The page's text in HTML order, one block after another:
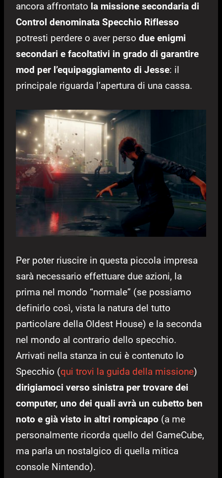
ancora affrontato la missione secondaria di
Control denominata Specchio Riflesso
potresti perdere o aver perso due enigmi
secondari e facoltativi in grado di garantire
mod per l’equipaggiamento di Jesse: il
principale riguarda l’apertura di una cassa.
Per poter riuscire in questa piccola impresa
sarà necessario effettuare due azioni, la
prima nel mondo “normale” (se possiamo
definirlo così, vista la natura del tutto
particolare della Oldest House) e la seconda
nel mondo al contrario dello specchio.
Arrivati nella stanza in cui è contenuto lo
Specchio (qui trovi la guida della missione)
dirigiamoci verso sinistra per trovare dei
computer, uno dei quali avrà un cubetto ben
noto e già visto in altri rompicapo (a me
personalmente ricorda quello del GameCube,
ma parla un nostalgico di quella mitica
console Nintendo).